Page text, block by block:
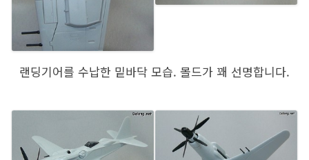
랜딩기어를 수납한 밑바닥 모습. 몰드가 꽤 선명합니다.